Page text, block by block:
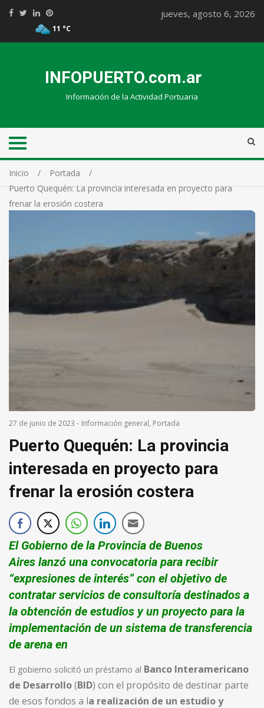
11 °C
jueves, agosto 6, 2026
INFOPUERTO.com.ar
Información de la Actividad Portuaria
Inicio
Portada
Puerto Quequén: La provincia interesada en proyecto para
frenar la erosión costera
27 de junio de 2023 - Información general, Portada
Puerto Quequén: La provincia
interesada en proyecto para
frenar la erosión costera
El Gobierno de la Provincia de Buenos
Aires lanzó una convocatoria para recibir
“expresiones de interés” con el objetivo de
contratar servicios de consultoría destinados a
la obtención de estudios y un proyecto para la
implementación de un sistema de transferencia
de arena en
El gobierno solicitó un préstamo al Banco Interamericano
de Desarrollo(BID) con el propósito de destinar parte
de esos fondos a la realización de un estudio y